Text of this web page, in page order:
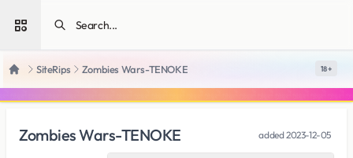
Open sidebar
HomeSiteRips Zombies Wars-TENOKE 18 +
Zombies Wars-TENOKE added2023-12-05